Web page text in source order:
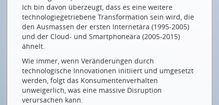
IT-SICHERHEIT
Cyber-Hiobsbotschaften verhindern
Internet-Hygiene
Mobilität der Zukunft – Die Zeit zum Handeln ist jetzt
SMART ENERGY PARTY
Ich bin davon überzeugt, dass es eine weitere
technologiegetriebene Transformation sein wird, die
den Ausmassen der ersten Internetära (1995-2005)
und der Cloud- und Smartphoneära (2005-2015)
ähnelt.
Wie immer, wenn Veränderungen durch
technologische Innovationen initiiert und umgesetzt
werden, folgt das Konsumentenverhalten
unweigerlich, was eine massive Disruption
verursachen kann.